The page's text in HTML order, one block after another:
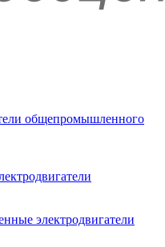
общепромышленного
электродвигатели